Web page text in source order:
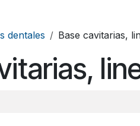
dentales Base cavitarias,